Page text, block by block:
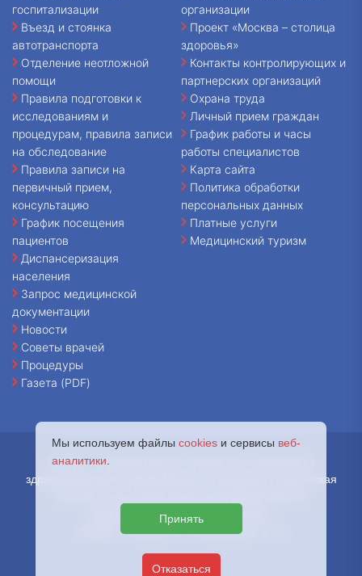
госпитализации
Въезд и стоянка
автотранспорта
Отделение неотложной
помощи
Правила подготовки к
исследованиям и
процедурам, правила записи
на обследование
Правила записи на
первичный прием,
консультацию
График посещения
пациентов
Диспансеризация
населения
Запрос медицинской
документации
Новости
Советы врачей
Процедуры
Газета (PDF)
организации
Проект «Москва – столица
здоровья»
Контакты контролирующих и
партнерских организаций
Охрана труда
Личный прием граждан
График работы и часы
работы специалистов
Карта сайта
Политика обработки
персональных данных
Платные услуги
Медицинский туризм
© 2026 - Государственное бюджетное учреждение
здравоохранения города Москвы «Городская клиническая
здравоохранения города Москвы.
127644, г. Москва, ул. Лобненская, д. 10
Мы используем файлы cookies и сервисы веб-
аналитики
Принять
Отказаться